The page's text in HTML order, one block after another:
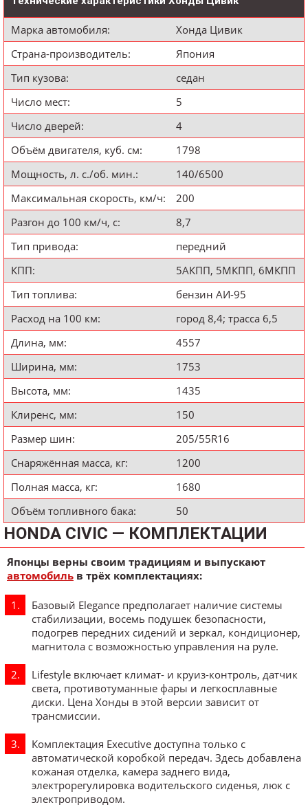
Марка автомобиля:
Хонда Цивик
Страна-производитель:
Япония
Тип кузова:
седан
Число мест:
5
Число дверей:
4
Объём двигателя, куб. см:
1798
Мощность, л. с./об. мин.:
140/6500
Максимальная скорость, км/ч:
200
Разгон до 100 км/ч, с:
8,7
Тип привода:
передний
КПП:
5АКПП, 5МКПП, 6МКПП
Тип топлива:
бензин АИ-95
Расход на 100 км:
город 8,4; трасса 6,5
Длина, мм:
4557
Ширина, мм:
1753
Высота, мм:
1435
Клиренс, мм:
150
Размер шин:
205/55R16
Снаряжённая масса, кг:
1200
Полная масса, кг:
1680
Объём топливного бака:
50
HONDA CIVIC — КОМПЛЕКТАЦИИ
Японцы верны своим традициям и выпускают
автомобиль в трёх комплектациях:
Базовый Elegance предполагает наличие системы
стабилизации, восемь подушек безопасности,
подогрев передних сидений и зеркал, кондиционер,
магнитола с возможностью управления на руле.
Lifestyle включает климат- и круиз-контроль, датчик
света, противотуманные фары и легкосплавные
диски. Цена Хонды в этой версии зависит от
трансмиссии.
Комплектация Executive доступна только с
автоматической коробкой передач. Здесь добавлена
кожаная отделка, камера заднего вида,
электрорегулировка водительского сиденья, люк с
электроприводом.